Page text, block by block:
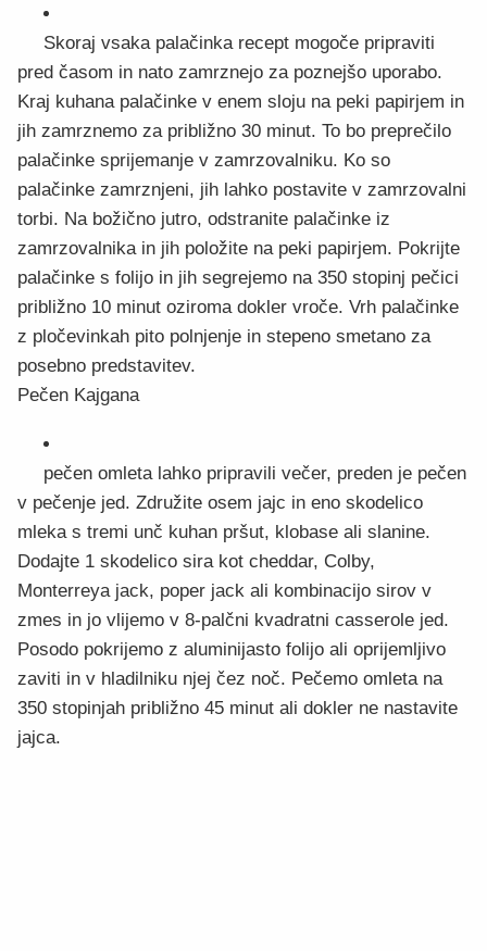
Skoraj vsaka palačinka recept mogoče pripraviti
pred časom in nato zamrznejo za poznejšo uporabo.
Kraj kuhana palačinke v enem sloju na peki papirjem in
jih zamrznemo za približno 30 minut. To bo preprečilo
palačinke sprijemanje v zamrzovalniku. Ko so
palačinke zamrznjeni, jih lahko postavite v zamrzovalni
torbi. Na božično jutro, odstranite palačinke iz
zamrzovalnika in jih položite na peki papirjem. Pokrijte
palačinke s folijo in jih segrejemo na 350 stopinj pečici
približno 10 minut oziroma dokler vroče. Vrh palačinke
z pločevinkah pito polnjenje in stepeno smetano za
posebno predstavitev.
Pečen Kajgana
pečen omleta lahko pripravili večer, preden je pečen
v pečenje jed. Združite osem jajc in eno skodelico
mleka s tremi unč kuhan pršut, klobase ali slanine.
Dodajte 1 skodelico sira kot cheddar, Colby,
Monterreya jack, poper jack ali kombinacijo sirov v
zmes in jo vlijemo v 8-palčni kvadratni casserole jed.
Posodo pokrijemo z aluminijasto folijo ali oprijemljivo
zaviti in v hladilniku njej čez noč. Pečemo omleta na
350 stopinjah približno 45 minut ali dokler ne nastavite
jajca.